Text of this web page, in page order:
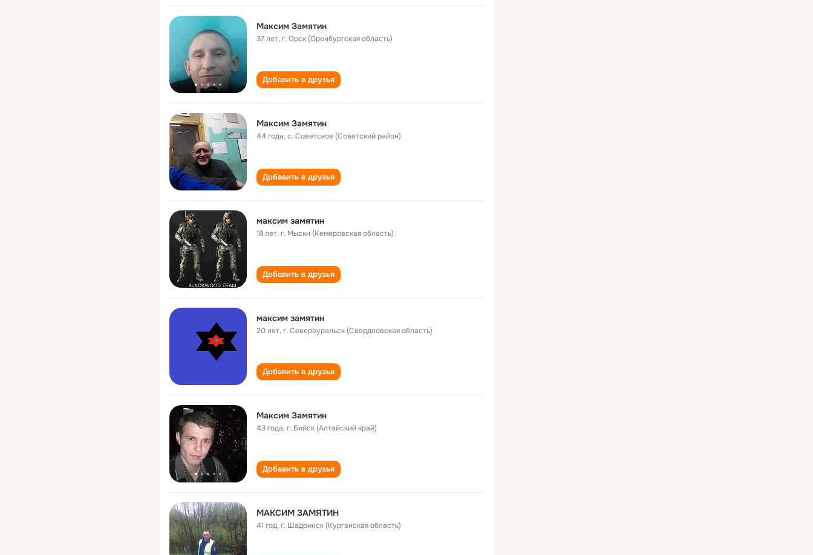
Максим Замятин
37 лет,г. Орск (Оренбургская область)
Добавить в друзья
Максим Замятин
44 года,с. Советское (Советский район)
Добавить в друзья
максим замятин
18 лет,г. Мыски (Кемеровская область)
Добавить в друзья
максим замятин
20 лет,г. Североуральск (Свердловская область)
Добавить в друзья
Максим Замятин
43 года,г. Бийск (Алтайский край)
Добавить в друзья
МАКСИМ ЗАМЯТИН
41 год,г. Шадринск (Курганская область)